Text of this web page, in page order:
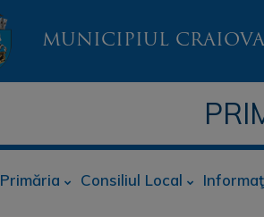
MUNICIPIUL CRAIOVA
Primăria Consiliul Local